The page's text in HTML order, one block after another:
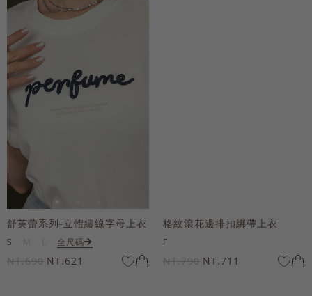
舒芙蕾系列-立體繡線字母上衣
S 全尺碼
NT.690 NT.621
格紋滾花邊排扣綁帶上衣
F
NT.790 NT.711